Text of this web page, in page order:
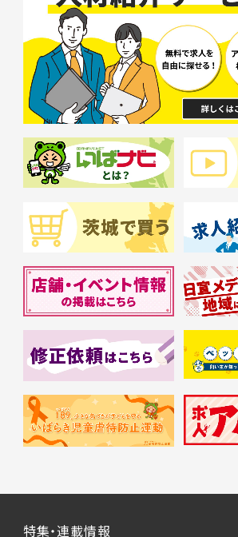
特集・連載情報